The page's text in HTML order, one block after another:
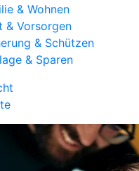
& Wohnen
& Vorsorgen
& Schützen
& Sparen